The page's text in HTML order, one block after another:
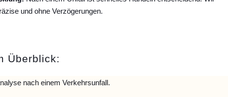
und ohne Verzögerungen.
Überblick:
nach einem Verkehrsunfall.